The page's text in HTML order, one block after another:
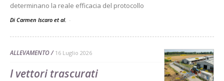
determinano la reale efficacia del protocollo
Di Carmen Iscaro et al. -
ALLEVAMENTO 16 Luglio 2026
I vettori trascurati